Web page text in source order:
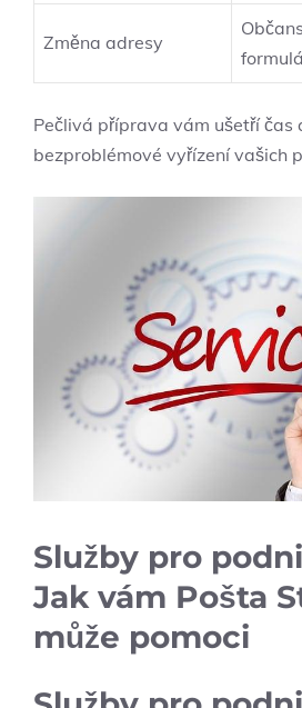
Změna adresy
Pečlivá příprava vám ušetří čas
bezproblémové vyřízení vašich
Služby pro
Jak vám Pošta
může pomoci